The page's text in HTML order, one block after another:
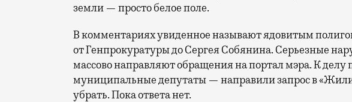
земли — просто белое поле.
В комментариях увиденное называют ядовитым
от Генпрокуратуры до Сергея Собянина. Серьезные
массово направляют обращения на портал мэра. К
муниципальные депутаты — направили запрос в
убрать. Пока ответа нет.